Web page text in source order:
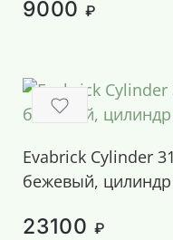
9000 ₽
Evabrick Cylinder
бежевый,
23100 ₽